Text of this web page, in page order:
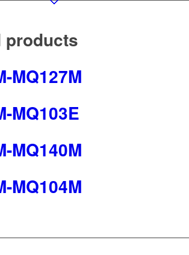
products
MQ127M
MQ103E
MQ140M
MQ104M